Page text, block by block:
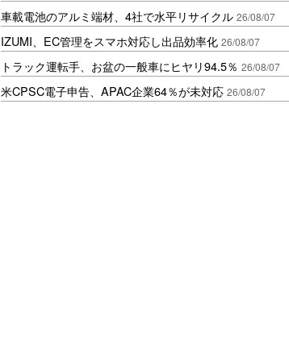
車載電池のアルミ端材、4社で水平リサイクル 26/08/07
IZUMI、EC管理をスマホ対応し出品効率化 26/08/07
トラック運転手、お盆の一般車にヒヤリ94.5％ 26/08/07
米CPSC電子申告、APAC企業64％が未対応 26/08/07